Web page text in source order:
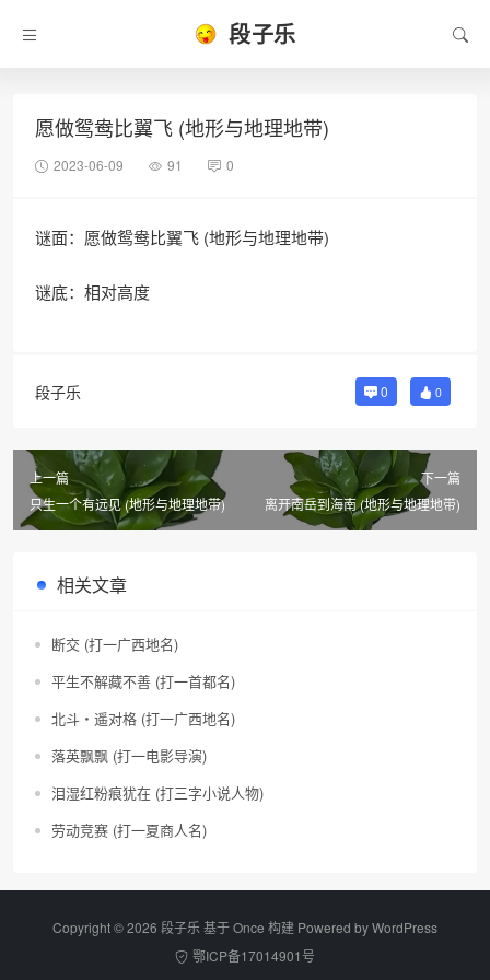
段子乐
愿做鸳鸯比翼飞 (地形与地理地带)
2023-06-09 91 0
谜面：愿做鸳鸯比翼飞 (地形与地理地带)
谜底：相对高度
段子乐 0 0
上一篇
只生一个有远见 (地形与地理地带)
下一篇
离开南岳到海南 (地形与地理地带)
相关文章
断交 (打一广西地名)
平生不解藏不善 (打一首都名)
北斗・遥对格 (打一广西地名)
落英飘飘 (打一电影导演)
泪湿红粉痕犹在 (打三字小说人物)
劳动竞赛 (打一夏商人名)
Copyright © 2026 段子乐 基于 Once 构建 Powered byWordPress
鄂ICP备17014901号